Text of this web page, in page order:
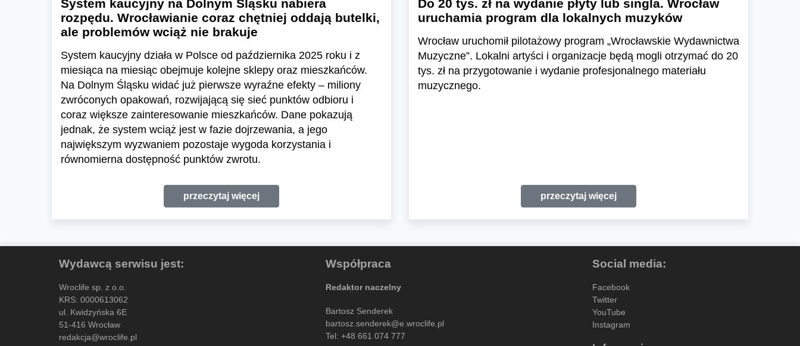
System kaucyjny na Dolnym Śląsku nabiera
rozpędu. Wrocławianie coraz chętniej oddają butelki,
ale problemów wciąż nie brakuje
System kaucyjny działa w Polsce od października 2025 roku i z
miesiąca na miesiąc obejmuje kolejne sklepy oraz mieszkańców.
Na Dolnym Śląsku widać już pierwsze wyraźne efekty – miliony
zwróconych opakowań, rozwijającą się sieć punktów odbioru i
coraz większe zainteresowanie mieszkańców. Dane pokazują
jednak, że system wciąż jest w fazie dojrzewania, a jego
największym wyzwaniem pozostaje wygoda korzystania i
równomierna dostępność punktów zwrotu.
przeczytaj więcej
Do 20 tys. zł na wydanie płyty lub singla. Wrocław
uruchamia program dla lokalnych muzyków
Wrocław uruchomił pilotażowy program „Wrocławskie Wydawnictwa
Muzyczne”. Lokalni artyści i organizacje będą mogli otrzymać do 20
tys. zł na przygotowanie i wydanie profesjonalnego materiału
muzycznego.
przeczytaj więcej
Wydawcą serwisu jest:
Wroclife sp. z o.o.
KRS: 0000613062
ul. Kwidzyńska 6E
51-416 Wrocław
redakcja@wroclife.pl
Współpraca
Redaktor naczelny
Bartosz Senderek
bartosz.senderek@e.wroclife.pl
Tel: +48 661 074 777
Social media:
Facebook
Twitter
YouTube
Instagram